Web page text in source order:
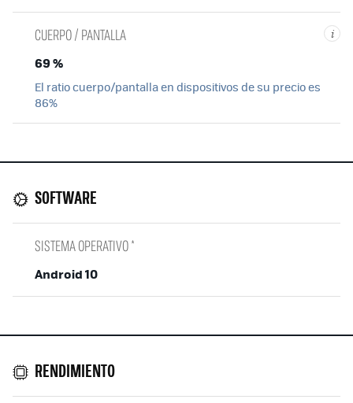
i
CUERPO / PANTALLA
69 %
El ratio cuerpo/pantalla en dispositivos de su precio es
86%
SOFTWARE
SISTEMA OPERATIVO *
Android 10
RENDIMIENTO